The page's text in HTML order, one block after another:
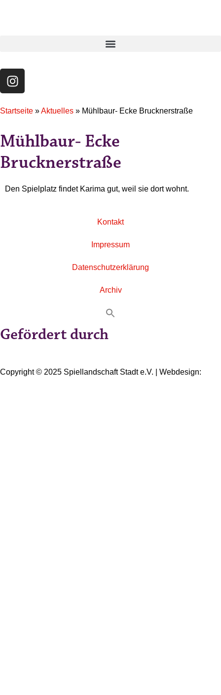
Startseite »Aktuelles » Mühlbaur- Ecke Brucknerstraße
Mühlbaur- Ecke
Brucknerstraße
Den Spielplatz findet Karima gut, weil sie dort wohnt.
Kontakt
Impressum
Datenschutzerklärung
Archiv
Gefördert durch
Copyright © 2025 Spiellandschaft Stadt e.V. | Webdesign: